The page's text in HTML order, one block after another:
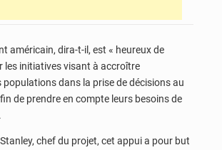
américain, dira-t-il, est « heureux de
les initiatives visant à accroître
populations dans la prise de décisions au
de prendre en compte leurs besoins de
chef du projet, cet appui a pour but